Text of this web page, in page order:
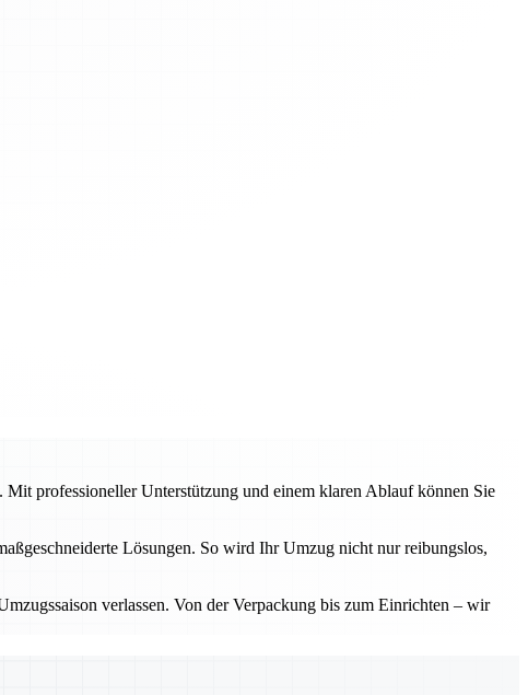
professioneller Unterstützung und einem klaren Ablauf können Sie
Lösungen. So wird Ihr Umzug nicht nur reibungslos,
verlassen. Von der Verpackung bis zum Einrichten – wir